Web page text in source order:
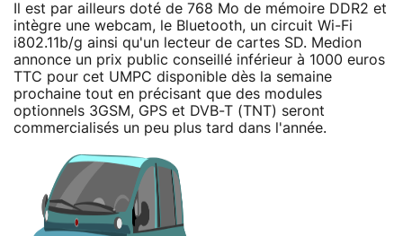
Il est par ailleurs doté de 768 Mo de mémoire DDR2 et
intègre une webcam, le Bluetooth, un circuit Wi-Fi
i802.11b/g ainsi qu'un lecteur de cartes SD. Medion
annonce un prix public conseillé inférieur à 1000 euros
TTC pour cet UMPC disponible dès la semaine
prochaine tout en précisant que des modules
optionnels 3GSM, GPS et DVB-T (TNT) seront
commercialisés un peu plus tard dans l'année.